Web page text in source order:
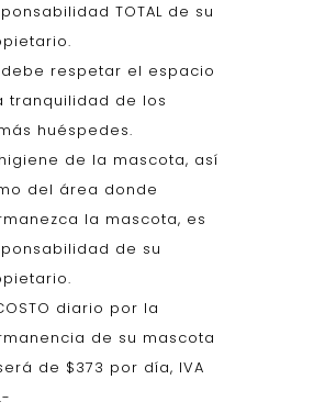
TOTAL de su
debe respetar el espacio
tranquilidad de los
huéspedes.
de la mascota, así
del área donde
la mascota, es
de su
diario por la
de su mascota
de $373 por día, IVA